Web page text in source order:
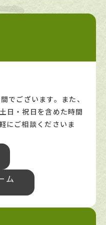
ございます。また、
日・祝日を含めた時間
にご相談くださいま
ム